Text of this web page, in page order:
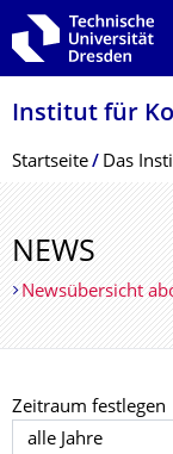
Zur Hauptnavigation
Zur Suche springen
Zum Inhalt springen
Institut für
Breadcrumb-Menü
Startseite Das
NEWS
Newsübersicht
Zeitraum festlegen
Jahr auswählen